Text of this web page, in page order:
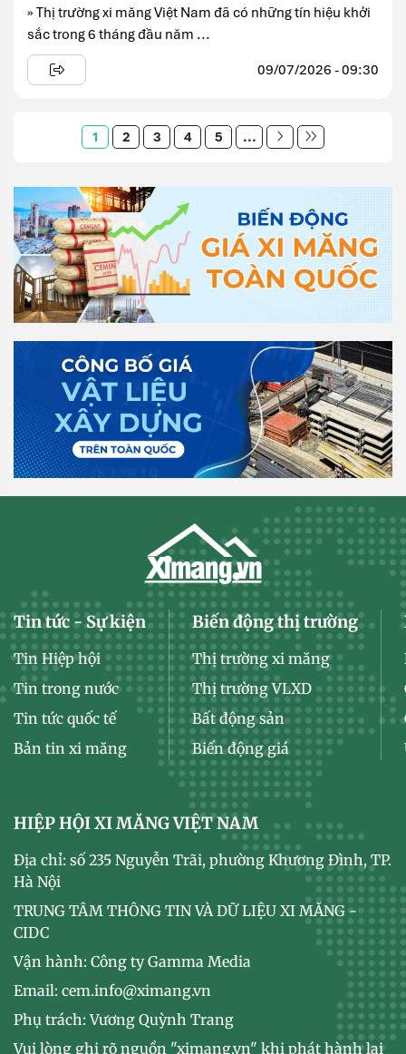
» Thị trường xi măng Việt Nam đã có những tín hiệu khởi
sắc trong 6 tháng đầu năm ...
09/07/2026 - 09:30
1 2 3 4 5 ...
Tin tức - Sự kiện
Tin Hiệp hội
Tin trong nước
Tin tức quốc tế
Bản tin xi măng
Biến động thị trường
Thị trường xi măng
Thị trường VLXD
Bất động sản
Biến động giá
HIỆP HỘI XI MĂNG VIỆT NAM
Địa chỉ: số 235 Nguyễn Trãi, phường Khương Đình, TP.
Hà Nội
TRUNG TÂM THÔNG TIN VÀ DỮ LIỆU XI MĂNG -
CIDC
Vận hành: Công ty Gamma Media
Email: cem.info@ximang.vn
Phụ trách: Vương Quỳnh Trang
Vui lòng ghi rõ nguồn "ximang.vn" khi phát hành lại